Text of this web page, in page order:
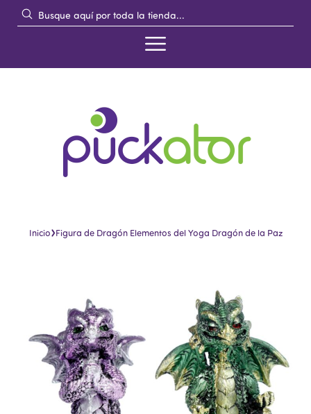
Inicio›Figura de Dragón Elementos del Yoga Dragón de la Paz
imágenes
imágenes